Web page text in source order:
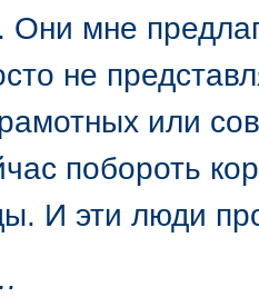
Они мне
не
или
побороть
И эти люди